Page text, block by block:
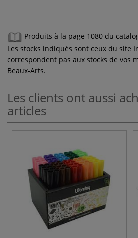
Produits à la page 1080 du
Les stocks indiqués sont ceux du site
correspondent pas aux stocks de vos
Beaux-Arts.
Les clients ont aussi
articles